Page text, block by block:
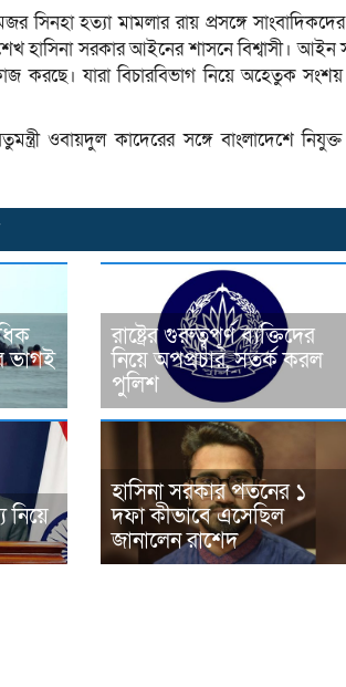
সিনহা হত্যা মামলার রায় প্রসঙ্গে
হাসিনা সরকার আইনের শাসনে বিশ্বাসী।
কাজ করছে। যারা বিচারবিভাগ নিয়ে অহেতুক
ওবায়দুল কাদেরের সঙ্গে বাংলাদেশে
ভাগই
রাষ্ট্রের গুরুত্বপূর্ণ ব্যক্তিদের
নিয়ে অপপ্রচার, সতর্ক করল
পুলিশ
নিয়ে
হাসিনা সরকার পতনের ১
দফা কীভাবে এসেছিল
জানালেন রাশেদ